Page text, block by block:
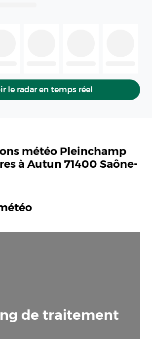
le radar en temps réel
météo Pleinchamp
à Autun 71400 Saône-
de traitement